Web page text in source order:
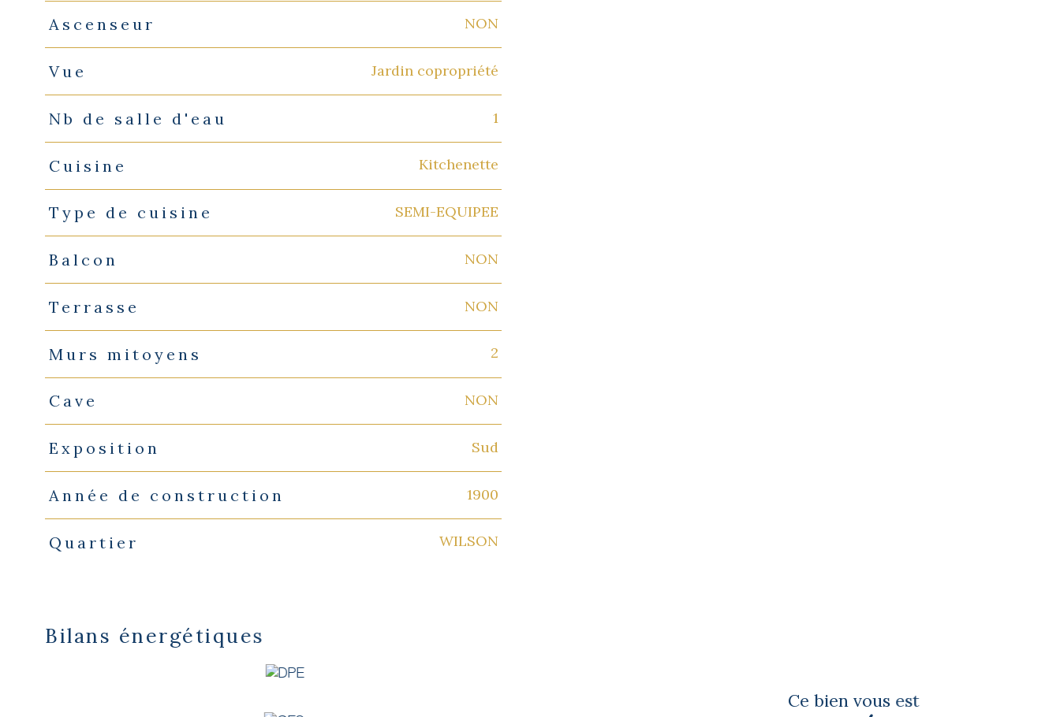
Ascenseur NON
Vue Jardin copropriété
Nb de salle d'eau 1
Cuisine Kitchenette
Type de cuisine SEMI-EQUIPEE
Balcon NON
Terrasse NON
Murs mitoyens 2
Cave NON
Exposition Sud
Année de construction 1900
Quartier WILSON
Bilans énergétiques
Ce bien vous est